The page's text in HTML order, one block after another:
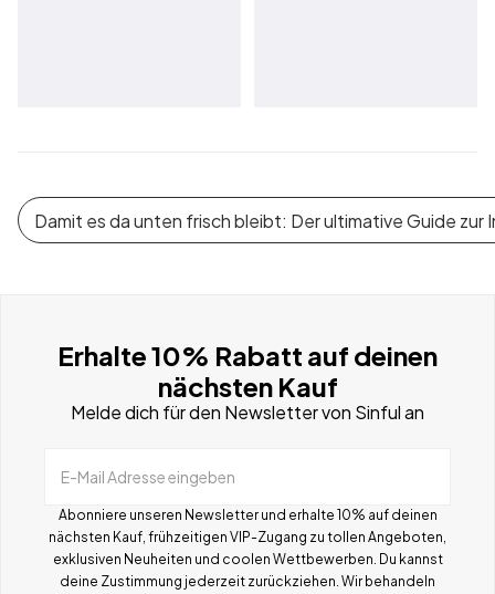
Damit es da unten frisch bleibt: Der ultimative Guide zur
Erhalte 10% Rabatt auf deinen
nächsten Kauf
Melde dich für den Newsletter von Sinful an
E-Mail Adresse eingeben
Abonniere unseren Newsletter und erhalte 10% auf deinen
nächsten Kauf, frühzeitigen VIP-Zugang zu tollen Angeboten,
exklusiven Neuheiten und coolen Wettbewerben. Du kannst
deine Zustimmung jederzeit zurückziehen. Wir behandeln